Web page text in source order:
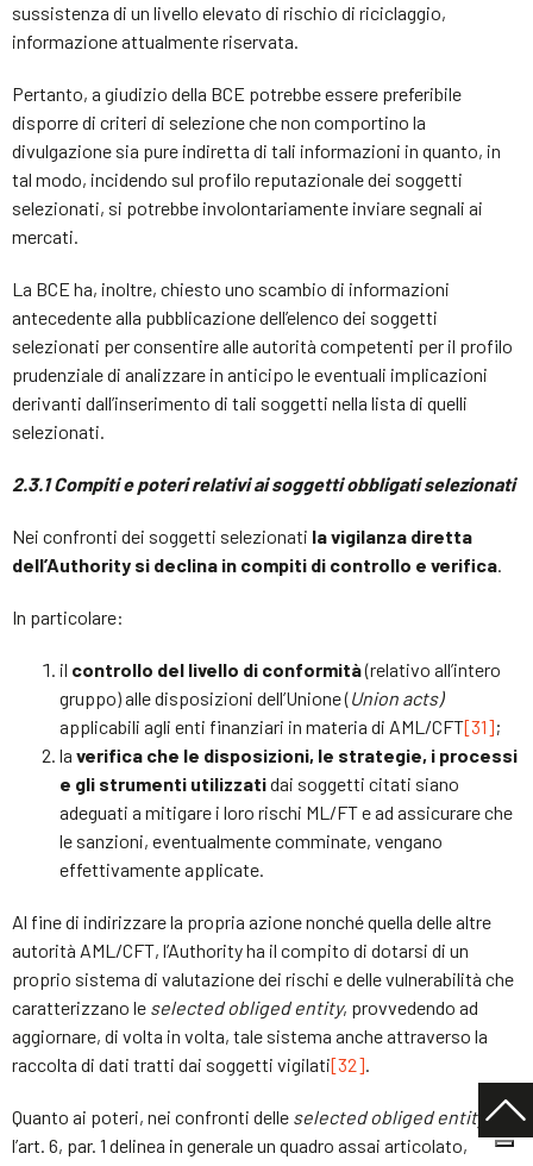
sussistenza di un livello elevato di rischio di riciclaggio,
informazione attualmente riservata.
Pertanto, a giudizio della BCE potrebbe essere preferibile
disporre di criteri di selezione che non comportino la
divulgazione sia pure indiretta di tali informazioni in quanto, in
tal modo, incidendo sul profilo reputazionale dei soggetti
selezionati, si potrebbe involontariamente inviare segnali ai
mercati.
La BCE ha, inoltre, chiesto uno scambio di informazioni
antecedente alla pubblicazione dell’elenco dei soggetti
selezionati per consentire alle autorità competenti per il profilo
prudenziale di analizzare in anticipo le eventuali implicazioni
derivanti dall’inserimento di tali soggetti nella lista di quelli
selezionati.
2.3.1 Compiti e poteri relativi ai soggetti obbligati selezionati
Nei confronti dei soggetti selezionati la vigilanza diretta
dell’Authority si declina in compiti di controllo e verifica.
In particolare:
il controllo del livello di conformità(relativo all’intero
gruppo) alle disposizioni dell’Unione (Union acts)
applicabili agli enti finanziari in materia di AML/CFT[31];
la verifica che le disposizioni, le strategie, i processi
e gli strumenti utilizzatidai soggetti citati siano
adeguati a mitigare i loro rischi ML/FT e ad assicurare che
le sanzioni, eventualmente comminate, vengano
effettivamente applicate.
Al fine di indirizzare la propria azione nonché quella delle altre
autorità AML/CFT, l’Authority ha il compito di dotarsi di un
proprio sistema di valutazione dei rischi e delle vulnerabilità che
caratterizzano le selected obliged entity, provvedendo ad
aggiornare, di volta in volta, tale sistema anche attraverso la
raccolta di dati tratti dai soggetti vigilati[32].
Quanto ai poteri, nei confronti delle selected obliged entity ,
l’art. 6, par. 1 delinea in generale un quadro assai articolato,